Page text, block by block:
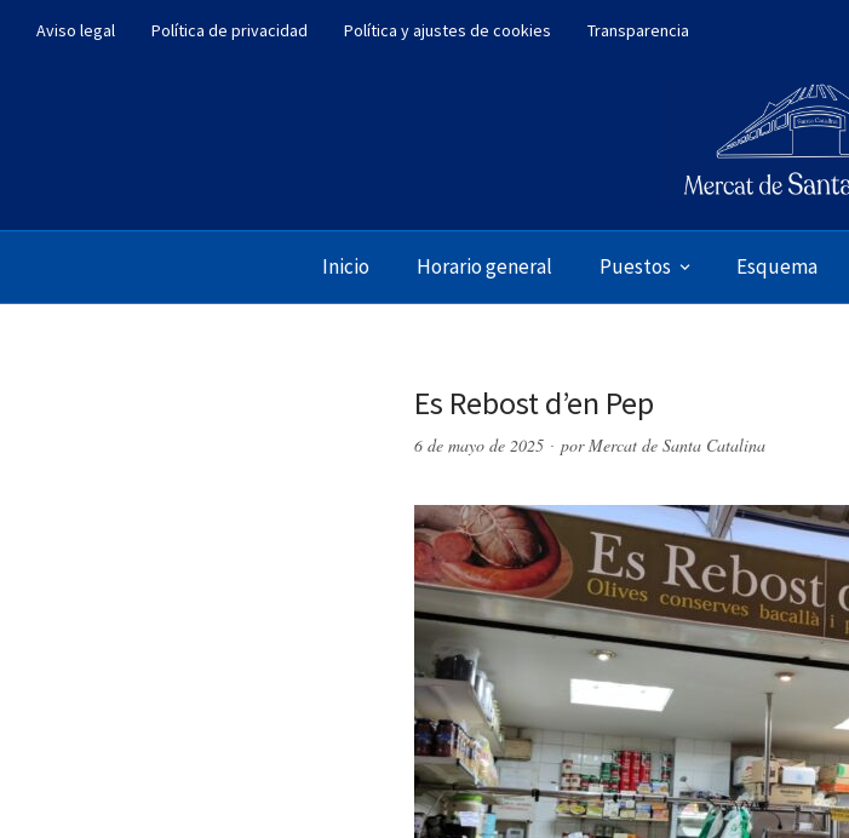
Aviso legal Política de privacidad Política y ajustes de cookies
Transparencia
Inicio Horario general Puestos Esquema
Es Rebost d’en Pep
6 de mayo de 2025 porMercat de Santa Catalina